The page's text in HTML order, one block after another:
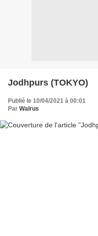
Jodhpurs (TOKYO)
Publié le 10/04/2021 à 00:01
Par Walrus